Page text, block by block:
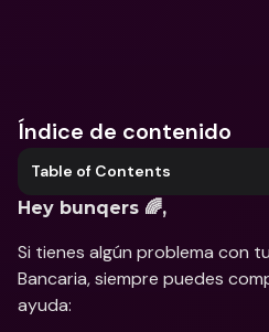
Índice de contenido
Table of Contents
Hey bunqers 🌈,
Si tienes algún problema con
Bancaria, siempre puedes
ayuda: